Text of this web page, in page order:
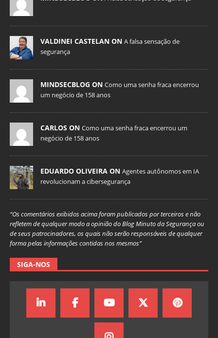
VALDINEI CASTELAN ON A falsa sensação de
segurança
MINDSECBLOG ON Como uma senha fraca encerrou
um negócio de 158 anos
CARLOS ON Como uma senha fraca encerrou um
negócio de 158 anos
EDUARDO OLIVEIRA ON Agentes autônomos em IA
revolucionam a cibersegurança
“Os comentários exibidos acima foram publicados por terceiros e não
refletem de qualquer modo a opinião do Blog Minuto da Segurança ou
de seus patrocinadores, os quais não serão responsáveis de qualquer
forma pelas informações contidas nos mesmos”
SIGA-NOS